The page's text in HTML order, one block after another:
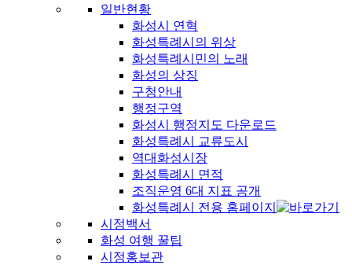
일반현황
화성시 연혁
화성특례시의 위상
화성특례시민의 노래
화성의 상징
구청안내
행정구역
화성시 행정지도 다운로드
화성특례시 교류도시
역대화성시장
화성특례시 면적
조직운영 6대 지표 공개
화성특례시 전용 홈페이지
시정백서
화성 여행 꿀팁
시정홍보관